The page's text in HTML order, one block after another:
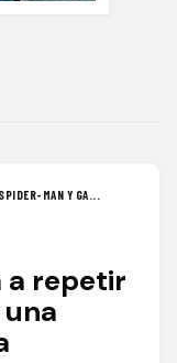
MAN Y GA...
a repetir